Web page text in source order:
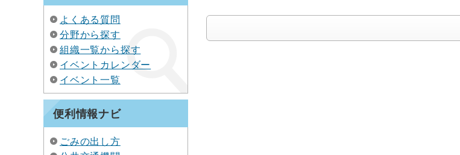
よくある質問
分野から探す
組織一覧から探す
イベントカレンダー
イベント一覧
便利情報ナビ
ごみの出し方